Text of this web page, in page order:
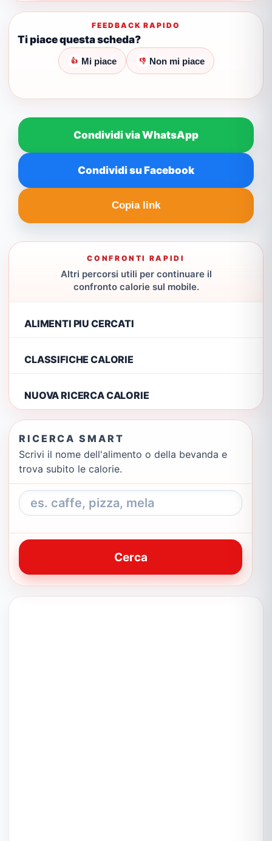
FEEDBACK RAPIDO
Ti piace questa scheda?
👍 Mi piace 👎 Non mi piace
Condividi via WhatsApp
Condividi su Facebook
Copia link
CONFRONTI RAPIDI
Altri percorsi utili per continuare il
confronto calorie sul mobile.
ALIMENTI PIU CERCATI
CLASSIFICHE CALORIE
NUOVA RICERCA CALORIE
RICERCA SMART
Scrivi il nome dell'alimento o della bevanda e
trova subito le calorie.
Cerca